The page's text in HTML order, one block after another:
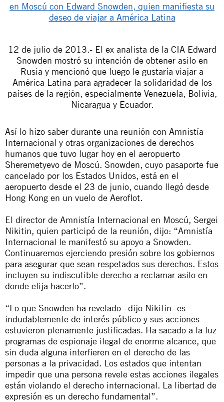
12 de julio de 2013.- El ex analista de la CIA Edward
Snowden mostró su intención de obtener asilo en
Rusia y mencionó que luego le gustaría viajar a
América Latina para agradecer la solidaridad de los
países de la región, especialmente Venezuela, Bolivia,
Nicaragua y Ecuador.
Así lo hizo saber durante una reunión con Amnistía
Internacional y otras organizaciones de derechos
humanos que tuvo lugar hoy en el aeropuerto
Sheremetyevo de Moscú. Snowden, cuyo pasaporte fue
cancelado por los Estados Unidos, está en el
aeropuerto desde el 23 de junio, cuando llegó desde
Hong Kong en un vuelo de Aeroflot.
El director de Amnistía Internacional en Moscú, Sergei
Nikitin, quien participó de la reunión, dijo: “Amnistía
Internacional le manifestó su apoyo a Snowden.
Continuaremos ejerciendo presión sobre los gobiernos
para asegurar que sean respetados sus derechos. Estos
incluyen su indiscutible derecho a reclamar asilo en
donde elija hacerlo”.
“Lo que Snowden ha revelado –dijo Nikitin- es
indudablemente de interés público y sus acciones
estuvieron plenamente justificadas. Ha sacado a la luz
programas de espionaje ilegal de enorme alcance, que
sin duda alguna interfieren en el derecho de las
personas a la privacidad. Los estados que intentan
impedir que una persona revele estas acciones ilegales
están violando el derecho internacional. La libertad de
expresión es un derecho fundamental”.